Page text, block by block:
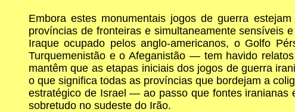
Embora estes monumentais jogos de guerra
províncias de fronteiras e simultaneamente sensíveis
Iraque ocupado pelos anglo-americanos, o Golfo
Turquemenistão e o Afeganistão — tem havido
mantêm que as etapas iniciais dos jogos de guerra
o que significa todas as províncias que bordejam a
estratégico de Israel — ao passo que fontes iranianas
sobretudo no sudeste do Irão.